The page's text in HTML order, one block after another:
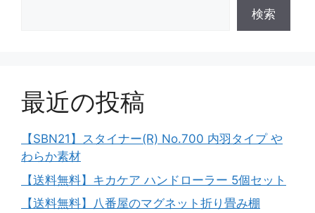
検索
最近の投稿
【SBN21】スタイナー(R) No.700 内羽タイプ や
わらか素材
【送料無料】キカケア ハンドローラー 5個セット
【送料無料】八番屋のマグネット折り畳み棚